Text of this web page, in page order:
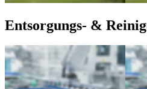
Entsorgungs- &